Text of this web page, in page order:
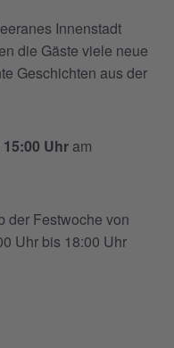
Innenstadt
die Gäste viele neue
Geschichten aus der
15:00 Uhr am
der Festwoche von
Uhr bis 18:00 Uhr